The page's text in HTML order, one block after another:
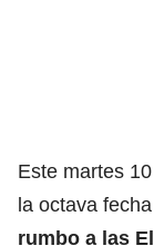
Este martes
la octava
rumbo a las